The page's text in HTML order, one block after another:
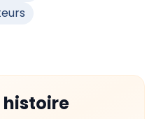
histoire